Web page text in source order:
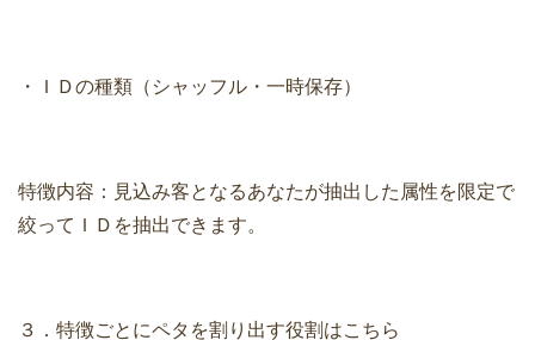
・ＩＤの種類（シャッフル・一時保存）
特徴内容：見込み客となるあなたが抽出した属性を限定で
絞ってＩＤを抽出できます。
３．特徴ごとにペタを割り出す役割はこちら